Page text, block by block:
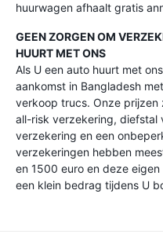
huurwagen afhaalt gratis
GEEN ZORGEN OM
HUURT MET ONS
Als U een auto huurt met
aankomst in Bangladesh
verkoop trucs. Onze prijzen
all-risk verzekering, diefstal
verzekering en een
verzekeringen hebben
en 1500 euro en deze
een klein bedrag tijdens U